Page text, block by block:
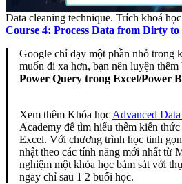
Data cleaning technique. Trích khoá học
Course 4: Process Data from Dirty to
Google chỉ dạy một phần nhỏ trong
muốn đi xa hơn, bạn nên luyện thêm
Power Query trong Excel/Power
Xem thêm Khóa họcAdvanced
Academy để tìm hiểu thêm kiến
Excel. Với chương trình học tinh
nhật theo các tính năng mới nhất từ
nghiệm một khóa học bám sát với
ngay chỉ sau 1 2 buổi học.